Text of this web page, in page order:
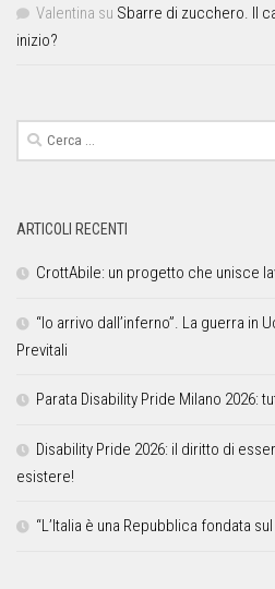
Valentina su Sbarre di zucchero. Il
inizio?
ARTICOLI RECENTI
CrottAbile: un progetto che unisce
“Io arrivo dall’inferno”. La guerra in
Previtali
Parata Disability Pride Milano 2026:
Disability Pride 2026: il diritto di
esistere!
“L’Italia è una Repubblica fondata